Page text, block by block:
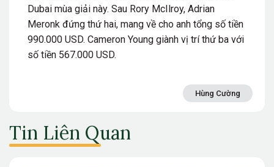
Dubai mùa giải này. Sau Rory McIlroy, Adrian
Meronk đứng thứ hai, mang về cho anh tổng số tiền
990.000 USD. Cameron Young giành vị trí thứ ba với
số tiền 567.000 USD.
Hùng Cường
Tin Liên Quan